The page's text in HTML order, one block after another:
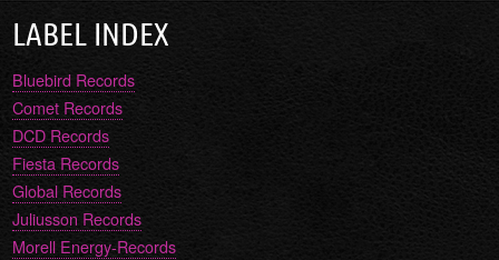
LABEL INDEX
Bluebird Records
Comet Records
DCD Records
Fiesta Records
Global Records
Juliusson Records
Morell Energy-Records